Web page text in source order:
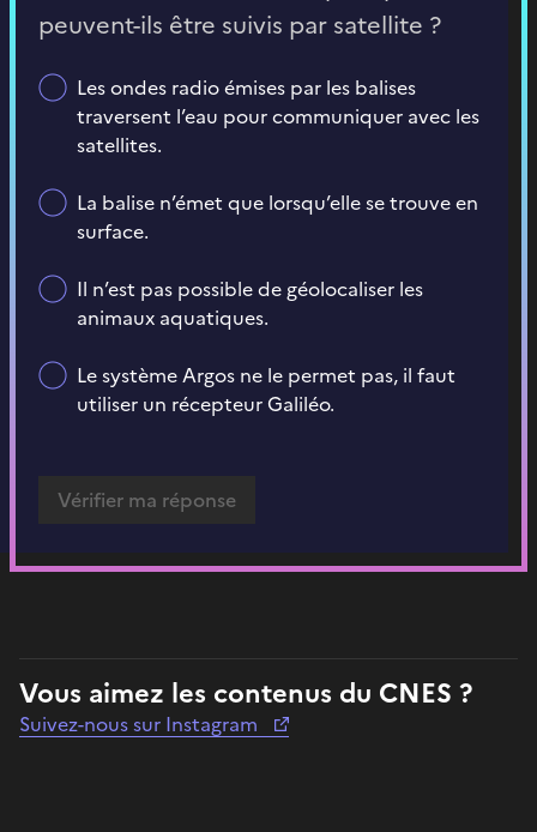
peuvent-ils être suivis par satellite ?
Les ondes radio émises par les balises
traversent l’eau pour communiquer avec les
satellites.
La balise n’émet que lorsqu’elle se trouve en
surface.
Il n’est pas possible de géolocaliser les
animaux aquatiques.
Le système Argos ne le permet pas, il faut
utiliser un récepteur Galiléo.
Vous aimez les contenus du CNES ?
Suivez-nous sur Instagram